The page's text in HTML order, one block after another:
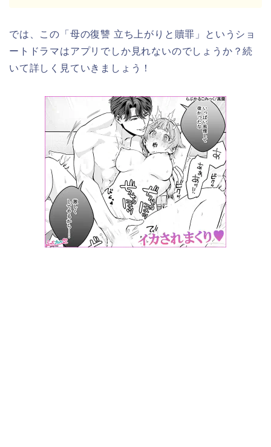
では、この 「母の復讐 立ち上がりと贖罪」
というショ
ートドラマはアプリでしか見れないのでしょうか？続
いて詳しく見ていきましょう！